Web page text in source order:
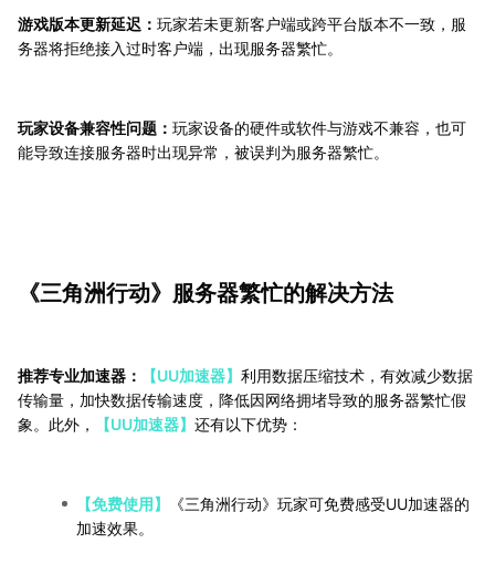
游戏版本更新延迟： 玩家若未更新客户端或跨平台版本不一致，服
务器将拒绝接入过时客户端，出现服务器繁忙。
玩家设备兼容性问题： 玩家设备的硬件或软件与游戏不兼容，也可
能导致连接服务器时出现异常，被误判为服务器繁忙。
《三角洲行动》服务器繁忙的解决方法
推荐专业加速器： 【UU加速器】 利用数据压缩技术，有效减少数据
传输量，加快数据传输速度，降低因网络拥堵导致的服务器繁忙假
象。此外，
【UU加速器】 还有以下优势：
【免费使用】
《三角洲行动》玩家可免费感受UU加速器的
加速效果。